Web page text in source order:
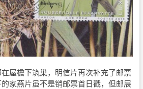
屋檐下筑巢，明信片再次补充了邮票
的家燕片虽不是销邮票首日戳，但邮展